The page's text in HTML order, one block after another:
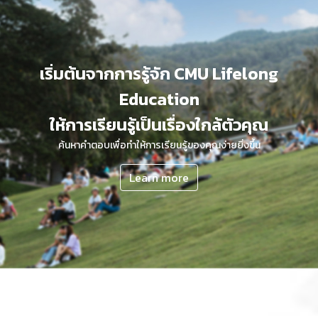
เริ่มต้นจากการรู้จัก CMU Lifelong
Education
ให้การเรียนรู้เป็นเรื่องใกล้ตัวคุณ
ค้นหาคำตอบเพื่อทำให้การเรียนรู้ของคุณง่ายยิ่งขึ้น
Learn more